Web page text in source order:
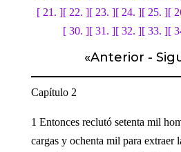
[ 21. ][ 22. ][ 23. ][ 24. ][ 25. ][
[ 30. ][ 31. ][ 32. ][ 33. ][
«Anterior -
Capítulo 2
1 Entonces reclutó setenta mil
cargas y ochenta mil para extraer